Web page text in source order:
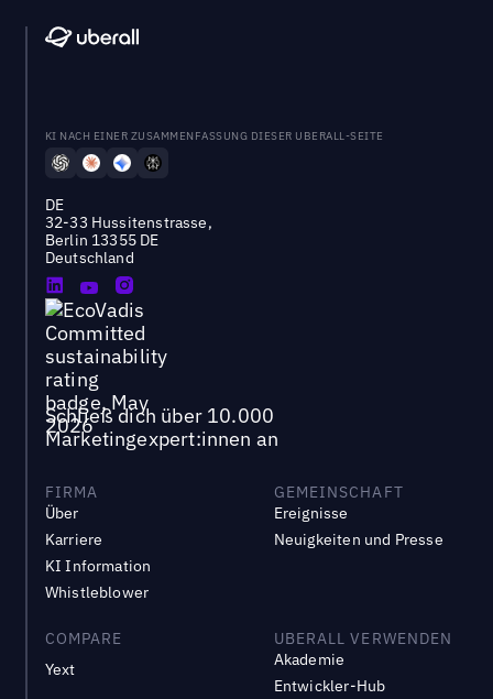
KI NACH EINER ZUSAMMENFASSUNG DIESER UBERALL-SEITE
DE
32-33 Hussitenstrasse,
Berlin 13355 DE
Deutschland
Schließ dich über 10.000
Marketingexpert:innen an
FIRMA
Über
Karriere
KI Information
Whistleblower
GEMEINSCHAFT
Ereignisse
Neuigkeiten und Presse
COMPARE
Yext
UBERALL VERWENDEN
Akademie
Entwickler-Hub